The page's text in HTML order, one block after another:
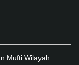
Mufti Wilayah